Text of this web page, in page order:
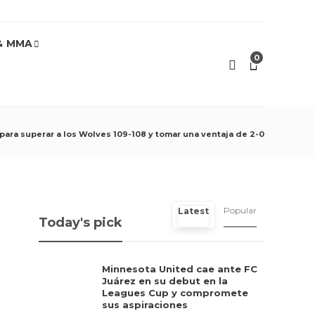
MMA
0
superar a los Wolves 109-108 y tomar una ventaja de 2-0
Today's pick
Latest Popular
Minnesota United cae ante FC
Juárez en su debut en la
Leagues Cup y compromete
sus aspiraciones